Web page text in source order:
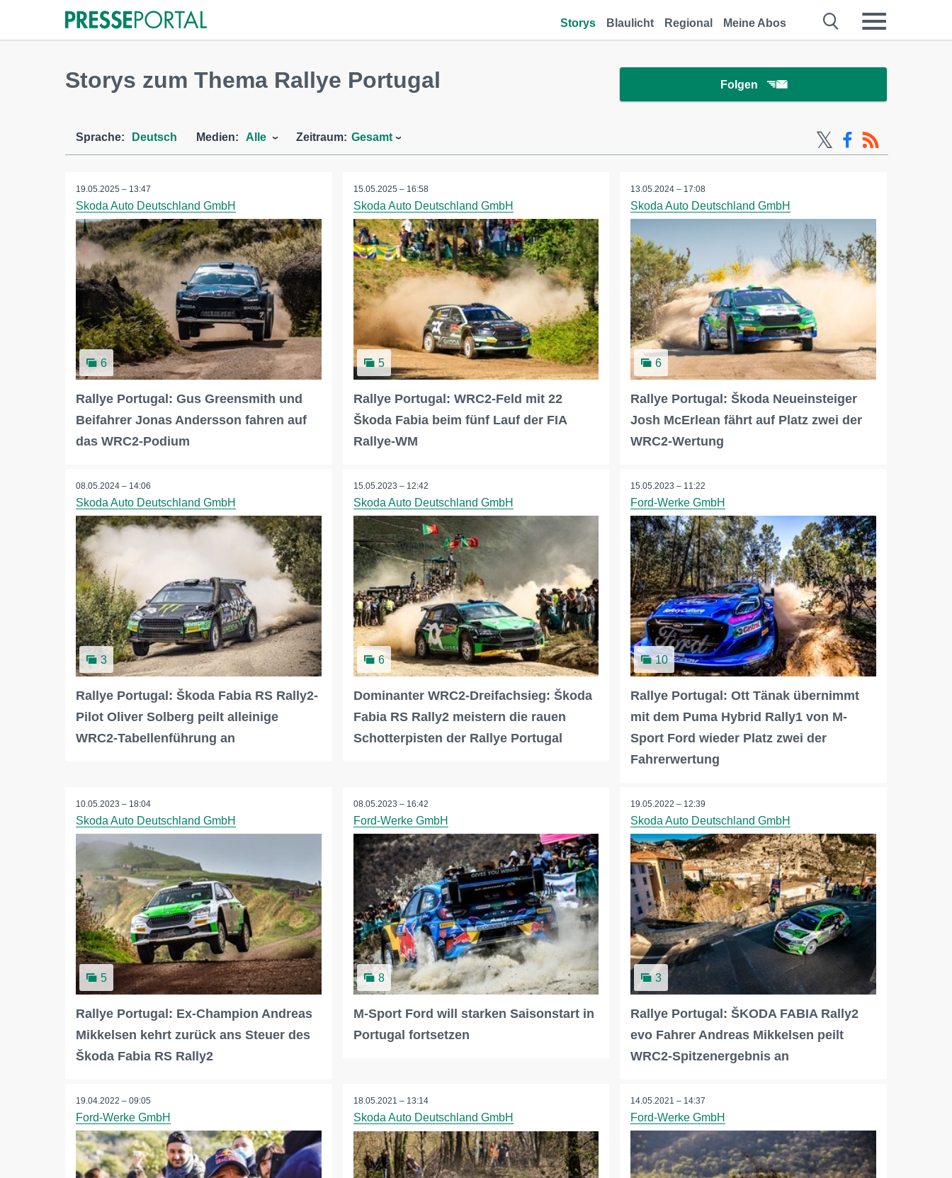
Storys Blaulicht Regional Meine Abos
Storys zum Thema Rallye Portugal Folgen
Sprache: Deutsch Medien: Alle Zeitraum: Gesamt
19.05.2025 – 13:47
Skoda Auto Deutschland GmbH
6
Rallye Portugal: Gus Greensmith und
Beifahrer Jonas Andersson fahren auf
das WRC2-Podium
15.05.2025 – 16:58
Skoda Auto Deutschland GmbH
5
Rallye Portugal: WRC2-Feld mit 22
Škoda Fabia beim fünf Lauf der FIA
Rallye-WM
13.05.2024 – 17:08
Skoda Auto Deutschland GmbH
6
Rallye Portugal: Škoda Neueinsteiger
Josh McErlean fährt auf Platz zwei der
WRC2-Wertung
08.05.2024 – 14:06
Skoda Auto Deutschland GmbH
3
Rallye Portugal: Škoda Fabia RS Rally2-
Pilot Oliver Solberg peilt alleinige
WRC2-Tabellenführung an
15.05.2023 – 12:42
Skoda Auto Deutschland GmbH
6
Dominanter WRC2-Dreifachsieg: Škoda
Fabia RS Rally2 meistern die rauen
Schotterpisten der Rallye Portugal
15.05.2023 – 11:22
Ford-Werke GmbH
10
Rallye Portugal: Ott Tänak übernimmt
mit dem Puma Hybrid Rally1 von M-
Sport Ford wieder Platz zwei der
Fahrerwertung
10.05.2023 – 18:04
Skoda Auto Deutschland GmbH
5
Rallye Portugal: Ex-Champion Andreas
Mikkelsen kehrt zurück ans Steuer des
Škoda Fabia RS Rally2
08.05.2023 – 16:42
Ford-Werke GmbH
8
M-Sport Ford will starken Saisonstart in
Portugal fortsetzen
19.05.2022 – 12:39
Skoda Auto Deutschland GmbH
3
Rallye Portugal: ŠKODA FABIA Rally2
evo Fahrer Andreas Mikkelsen peilt
WRC2-Spitzenergebnis an
19.04.2022 – 09:05
Ford-Werke GmbH
18.05.2021 – 13:14
Skoda Auto Deutschland GmbH
14.05.2021 – 14:37
Ford-Werke GmbH